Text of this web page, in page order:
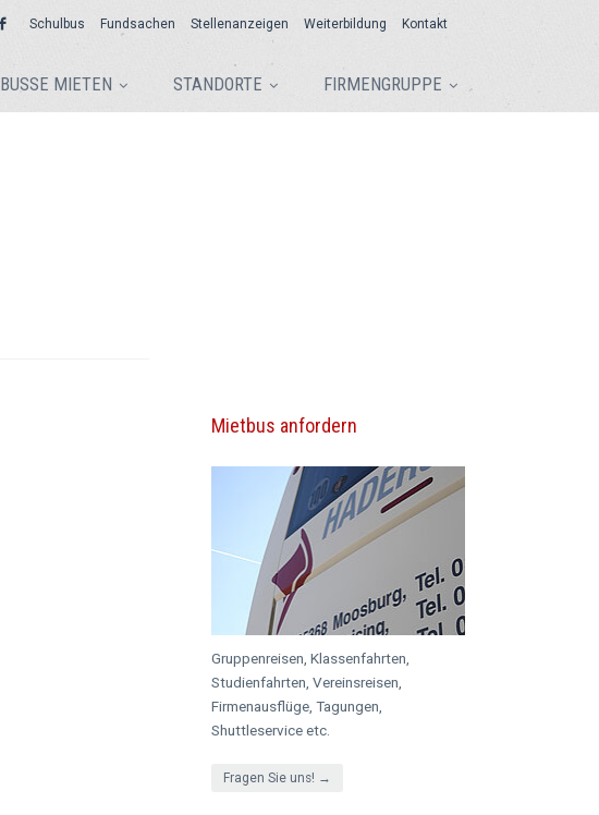
Schulbus Fundsachen Stellenanzeigen Weiterbildung Kontakt
BUSSE MIETEN STANDORTE FIRMENGRUPPE
Mietbus anfordern
Gruppenreisen, Klassenfahrten,
Studienfahrten, Vereinsreisen,
Firmenausflüge, Tagungen,
Shuttleservice etc.
Fragen Sie uns! →